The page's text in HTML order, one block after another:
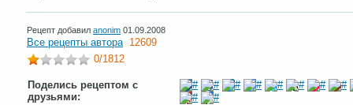
Рецепт добавил anonim 01.09.2008
Все рецепты автора 12609
0/1812
Поделись рецептом с
друзьями: